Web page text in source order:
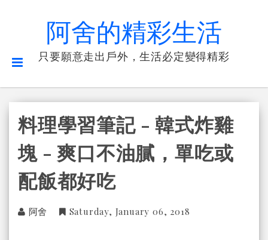
阿舍的精彩生活
只要願意走出戶外，生活必定變得精彩
料理學習筆記 - 韓式炸雞
塊 - 爽口不油膩，單吃或
配飯都好吃
阿舍 Saturday, January 06, 2018